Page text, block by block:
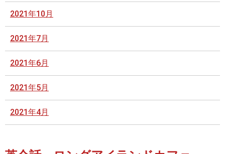
2021年10月
2021年7月
2021年6月
2021年5月
2021年4月